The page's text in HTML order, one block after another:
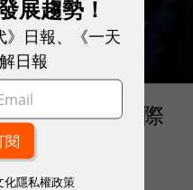
國際
時代的好網
展趨勢！
》日報、《一天
日報
化隱私權政策